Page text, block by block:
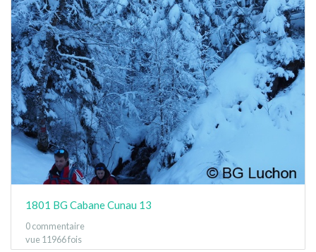
1801 BG Cabane Cunau 13
0 commentaire
vue 11966 fois